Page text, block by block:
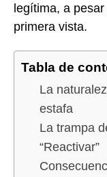
legítima, a
primera vista.
Tabla de
La
estafa
La trampa
“Reactivar”